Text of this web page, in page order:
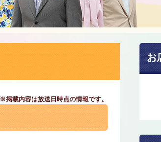
※掲載内容は放送日時点の情報です。
お